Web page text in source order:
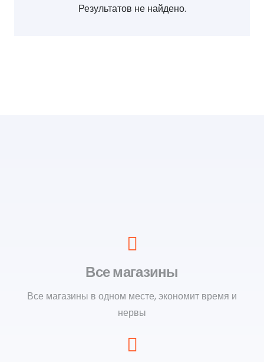
Результатов не найдено.
Все магазины
Все магазины в одном месте, экономит время и
нервы